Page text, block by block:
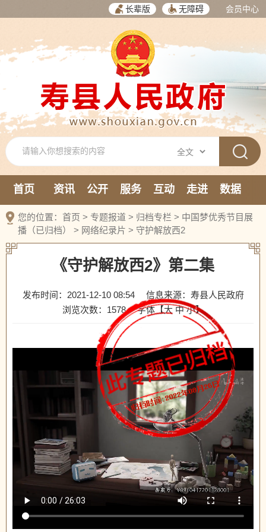
长辈版 无障碍 会员中心
首页 资讯 公开 服务 互动 走进
数据
新媒体
您的位置： 首页 > 专题报道 > 归档专栏 > 中国梦优秀节目展
播（已归档）
> 网络纪录片 > 守护解放西2
《守护解放西2》第二集
发布时间：2021-12-10 08:54
信息来源：寿县人民政府
浏览次数： 1578 字体【大 中 小】